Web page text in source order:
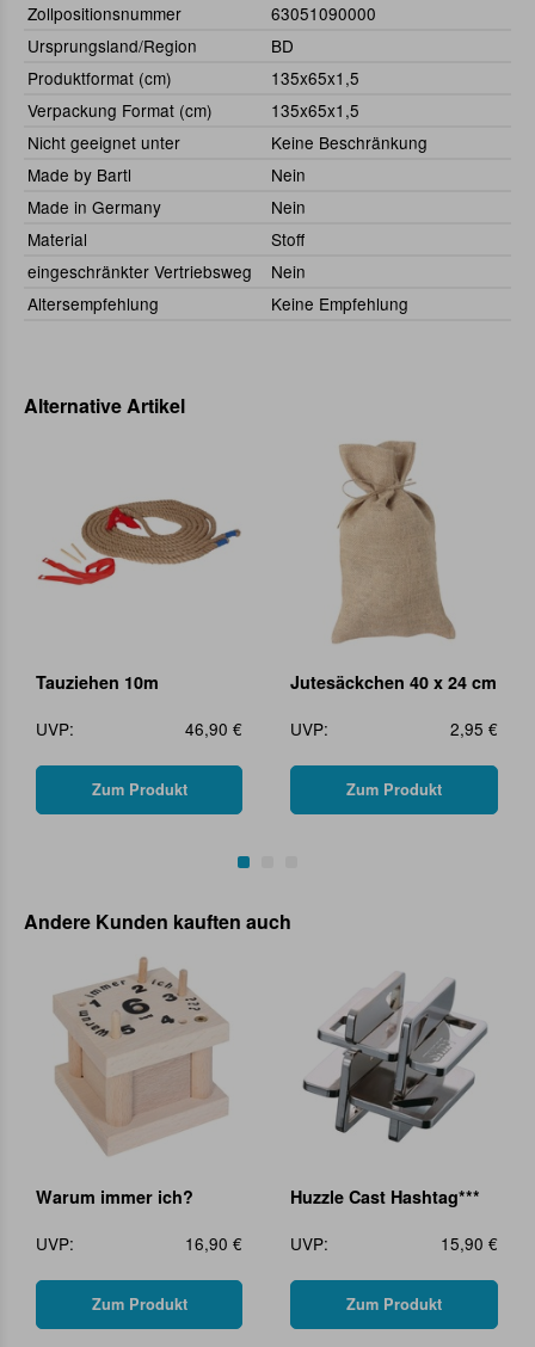
Zollpositionsnummer
63051090000
Ursprungsland/Region
BD
Produktformat (cm)
135x65x1,5
Verpackung Format (cm)
135x65x1,5
Nicht geeignet unter
Keine Beschränkung
Made by Bartl
Nein
Made in Germany
Nein
Material
Stoff
eingeschränkter Vertriebsweg
Nein
Altersempfehlung
Keine Empfehlung
Alternative Artikel
Tauziehen 10m
UVP:
46,90 €
Zum Produkt
Jutesäckchen 40 x 24 cm
UVP:
2,95 €
Zum Produkt
Andere Kunden kauften auch
Warum immer ich?
UVP:
16,90 €
Zum Produkt
Huzzle Cast Hashtag***
UVP:
15,90 €
Zum Produkt